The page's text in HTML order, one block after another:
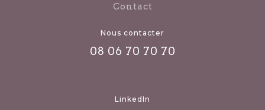
Contact
Nous contacter
08 06 70 70 70
LinkedIn